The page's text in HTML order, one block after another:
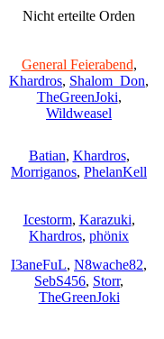
Nicht erteilte Orden
General Feierabend,
Khardros, Shalom_Don,
TheGreenJoki,
Wildweasel
Batian, Khardros,
Morriganos, PhelanKell
Icestorm, Karazuki,
Khardros, phönix
I3aneFuL, N8wache82,
SebS456, Storr,
TheGreenJoki